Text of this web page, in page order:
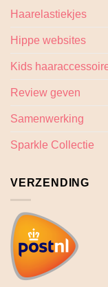
Haarelastiekjes
Hippe websites
Kids
Review geven
Samenwerking
Sparkle Collectie
VERZENDING